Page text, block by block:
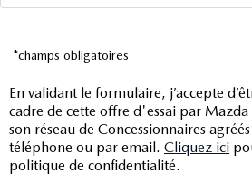
*champs obligatoires
En validant le formulaire, j’accepte
cadre de cette offre d'essai par
son réseau de Concessionnaires
téléphone ou par email. Cliquez ici
politique de confidentialité.